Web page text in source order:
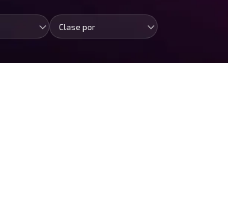
Clase por